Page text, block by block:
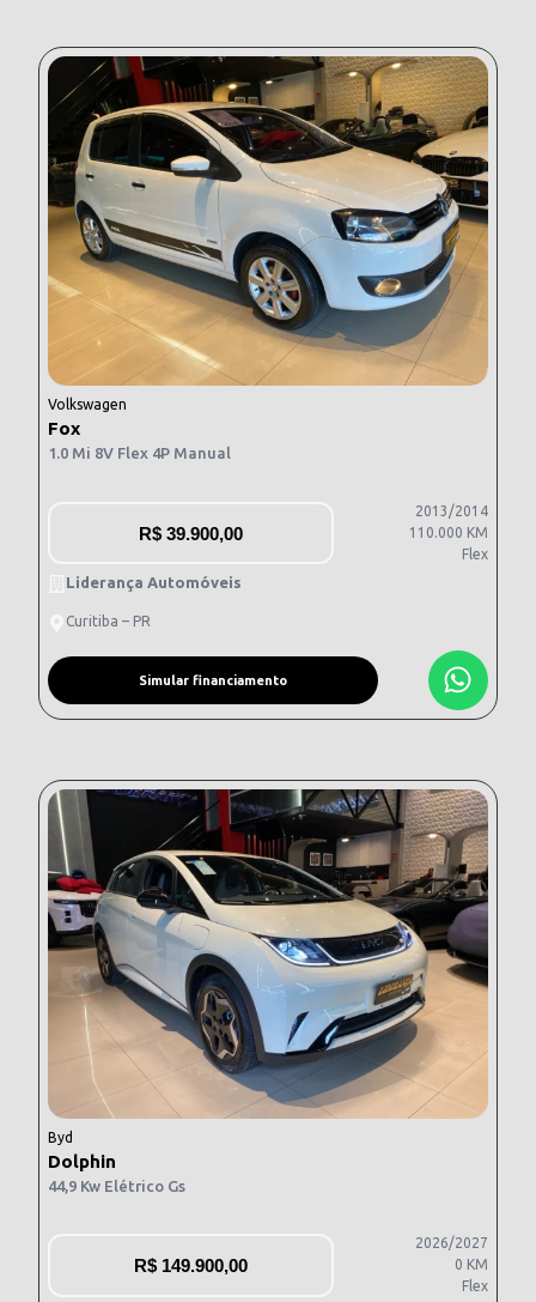
Volkswagen
Fox
1.0 Mi 8V Flex 4P Manual
R$ 39.900,00
2013/2014
110.000 KM
Flex
Liderança Automóveis
Curitiba – PR
Simular financiamento
Byd
Dolphin
44,9 Kw Elétrico Gs
R$ 149.900,00
2026/2027
0 KM
Flex